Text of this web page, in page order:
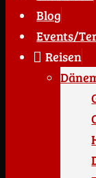
springen
Blog
Events/
Reisen